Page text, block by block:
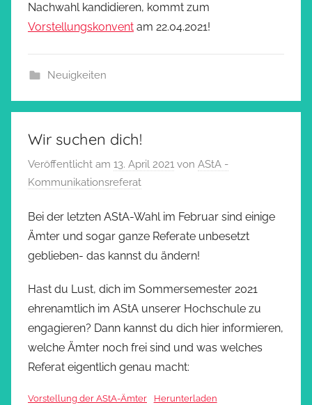
Nachwahl kandidieren, kommt zum
Vorstellungskonvent am 22.04.2021!
Neuigkeiten
Wir suchen dich!
Veröffentlicht am 13. April 2021 von AStA -
Kommunikationsreferat
Bei der letzten AStA-Wahl im Februar sind einige
Ämter und sogar ganze Referate unbesetzt
geblieben- das kannst du ändern!
Hast du Lust, dich im Sommersemester 2021
ehrenamtlich im AStA unserer Hochschule zu
engagieren? Dann kannst du dich hier informieren,
welche Ämter noch frei sind und was welches
Referat eigentlich genau macht:
Vorstellung der AStA-Ämter Herunterladen